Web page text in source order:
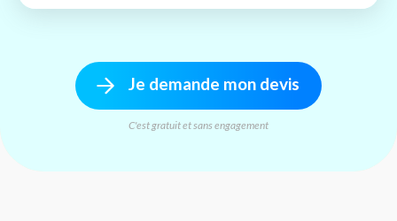
Je demande mon devis
C'est gratuit et sans engagement